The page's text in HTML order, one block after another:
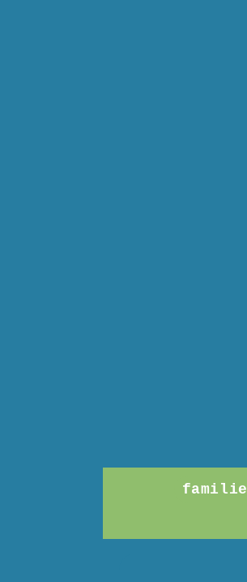
familie